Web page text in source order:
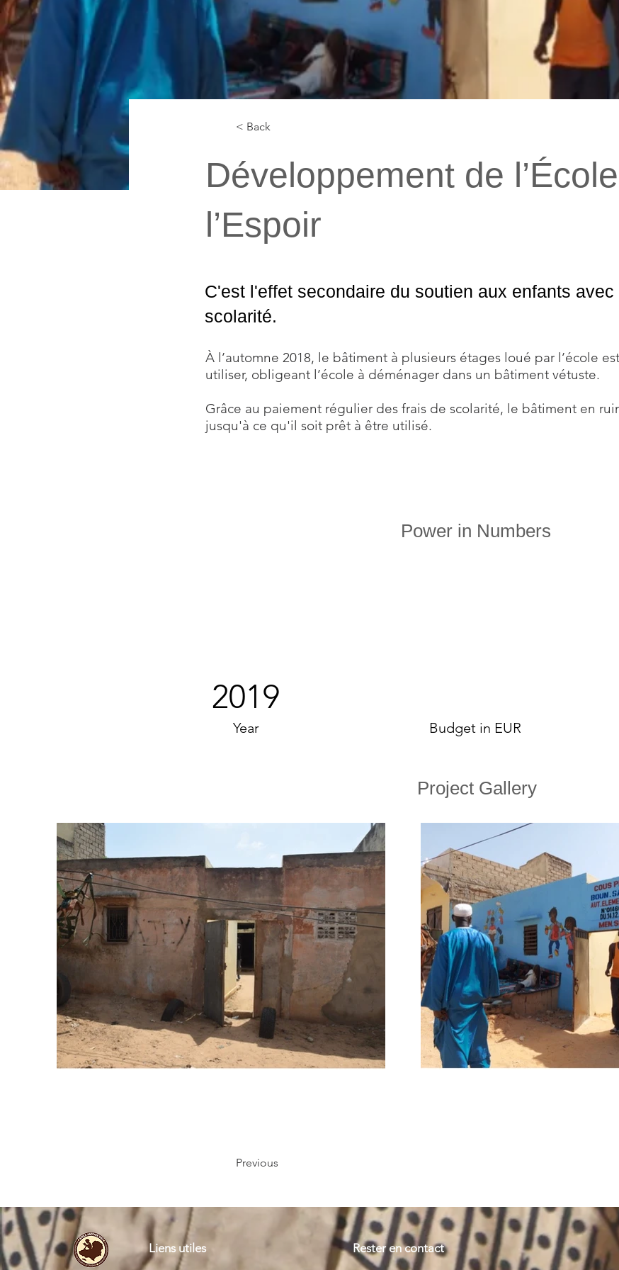
< Back
Développement de
l’Espoir
C'est l'effet secondaire du soutien aux enfants
scolarité.
À l’automne 2018, le bâtiment à plusieurs étages loué par l’école
utiliser, obligeant l’école à déménager dans un bâtiment vétuste.
Grâce au paiement régulier des frais de scolarité, le bâtiment en
jusqu'à ce qu'il soit prêt à être utilisé.
Power in Numbers
2019
Year Budget in EUR
Project Gallery
Previous
Liens utiles Rester en contact